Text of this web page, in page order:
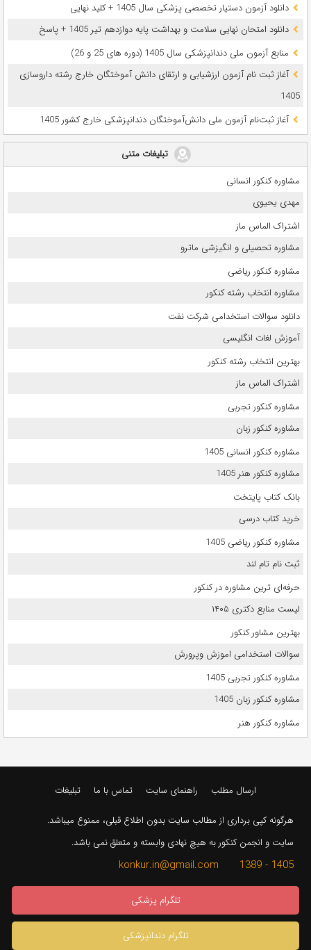
دانلود آزمون دستیار تخصصی پزشکی سال 1405 + کلید نهایی
دانلود امتحان نهایی سلامت و بهداشت پایه دوازدهم تیر 1405 + پاسخ
ﻣﻨﺎﺑﻊ آزﻣﻮن ﻣﻠﯽ دندانپزشکی سال 1405 (دوره های 25 و 26)
آغاز ثبت نام آزمون‌ ارزشیابی و ارتقای دانش آموختگان خارج رشته داروسازی
1405
آغاز ثبت‌نام آزمون ملی دانش‌آموختگان دندانپزشکی خارج کشور 1405
تبلیغات متنی
مشاوره کنکور انسانی
مهدی یحیوی
اشتراک الماس ماز
مشاوره تحصیلی و انگیزشی ماترو
مشاوره کنکور ریاضی
مشاوره انتخاب رشته کنکور
دانلود سوالات استخدامی شرکت نفت
آموزش لغات انگلیسی
بهترین انتخاب رشته کنکور
اشتراک الماس ماز
مشاوره کنکور تجربی
مشاوره کنکور زبان
مشاوره کنکور انسانی 1405
مشاوره کنکور هنر 1405
بانک کتاب پایتخت
خرید کتاب درسی
مشاوره کنکور ریاضی 1405
ثبت نام تام لند
حرفه‌ای ترین مشاوره در کنکور
لیست منابع دکتری ۱۴۰۵
بهترین مشاور کنکور
سوالات استخدامی اموزش وپرورش
مشاوره کنکور تجربی 1405
مشاوره کنکور زبان 1405
مشاوره کنکور هنر
ارسال مطلب راهنمای سایت تماس با ما تبلیغات
هرگونه کپی برداری از مطالب سایت بدون اطلاع قبلی، ممنوع میباشد.
سایت و انجمن کنکور به هیچ نهادی وابسته و متعلق نمی باشد.
1405 - 1389 konkur.in@gmail.com
تلگرام پزشکی
تلگرام دندانپزشکی